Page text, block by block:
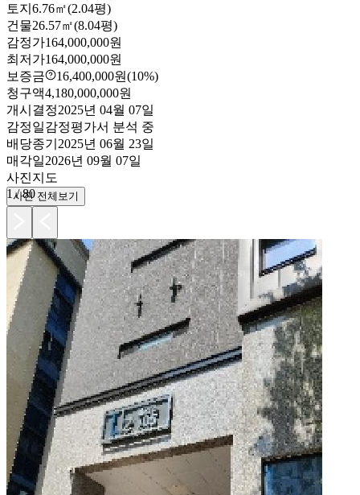
토지 6.76㎡(2.04평)
건물26.57㎡(8.04평)
감정가164,000,000원
최저가164,000,000원
보증금
16,400,000원(10%)
청구액4,180,000,000원
개시결정2025년 04월 07일
감정일감정평가서 분석 중
배당종기 2025년 06월 23일
매각일2026년 09월 07일
사진지도
1 /80
사진 전체보기